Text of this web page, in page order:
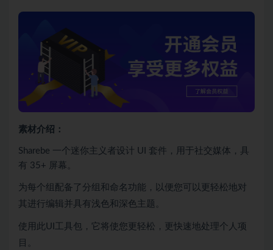
素材介绍：
Sharebe 一个迷你主义者设计 UI 套件，用于社交媒体，具
有 35+ 屏幕。
为每个组配备了分组和命名功能，以便您可以更轻松地对
其进行编辑并具有浅色和深色主题。
使用此UI工具包，它将使您更轻松，更快速地处理个人项
目。